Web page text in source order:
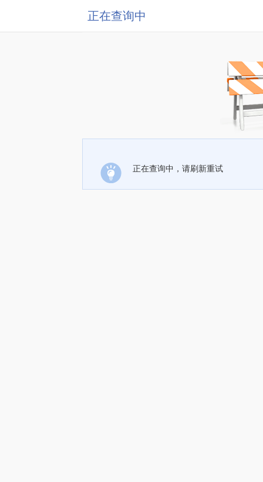
正在查询中
正在查询中，请刷新重试